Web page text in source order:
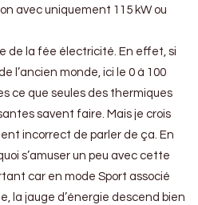
avec uniquement 115 kW ou
de la fée électricité. En effet, si
l’ancien monde, ici le 0 à 100
ce que seules des thermiques
savent faire. Mais je crois
incorrect de parler de ça. En
s’amuser un peu avec cette
car en mode Sport associé
la jauge d’énergie descend bien